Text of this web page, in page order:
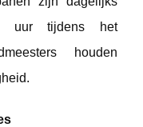
uur tijdens het
houden